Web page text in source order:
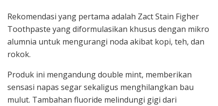
Rekomendasi yang pertama adalah Zact Stain Figher
Toothpaste yang diformulasikan khusus dengan mikro
alumnia untuk mengurangi noda akibat kopi, teh, dan
rokok.
Produk ini mengandung double mint, memberikan
sensasi napas segar sekaligus menghilangkan bau
mulut. Tambahan fluoride melindungi gigi dari